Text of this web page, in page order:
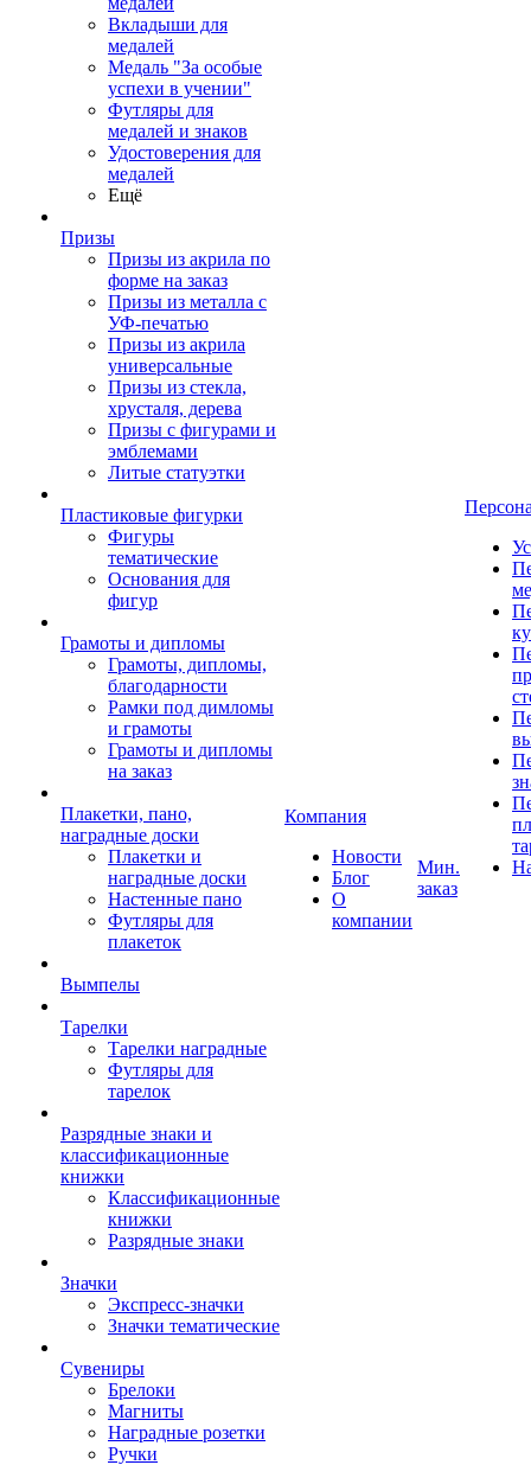
Вкладыши для
медалей
Медаль "За особые
успехи в учении"
Футляры для
медалей и знаков
Удостоверения для
медалей
Ещё
Призы
Призы из акрила по
форме на заказ
Призы из металла с
УФ-печатью
Призы из акрила
универсальные
Призы из стекла,
хрусталя, дерева
Призы с фигурами и
эмблемами
Литые статуэтки
Пластиковые фигурки
Фигуры
тематические
Основания для
фигур
Грамоты и дипломы
Грамоты, дипломы,
благодарности
Рамки под димломы
и грамоты
Грамоты и дипломы
на заказ
Плакетки, пано,
наградные доски
Плакетки и
наградные доски
Настенные пано
Футляры для
плакеток
Вымпелы
Тарелки
Тарелки наградные
Футляры для
тарелок
Разрядные знаки и
классификационные
книжки
Классификационные
книжки
Разрядные знаки
Значки
Экспресс-значки
Значки тематические
Сувениры
Брелоки
Магниты
Наградные розетки
Ручки
Компания
Новости
Блог
О
компании
Мин.
заказ